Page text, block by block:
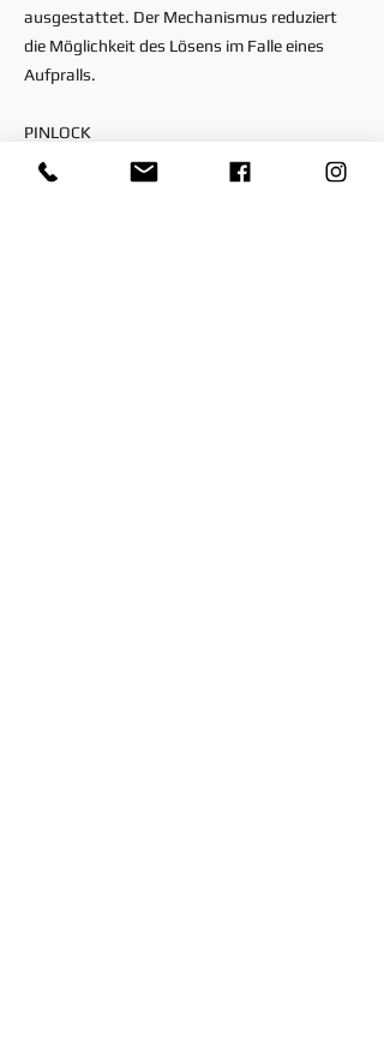
ausgestattet. Der Mechanismus reduziert
die Möglichkeit des Lösens im Falle eines
Aufpralls.
PINLOCK
SR-GP EVO ist mit PINLOCK Max Vision 120